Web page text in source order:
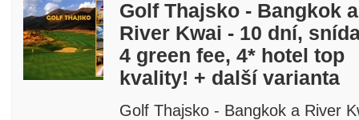
Golf Thajsko - Bangkok a
River Kwai - 10 dní,
4 green fee, 4* hotel top
kvality! + další varianta
Golf Thajsko - Bangkok a River